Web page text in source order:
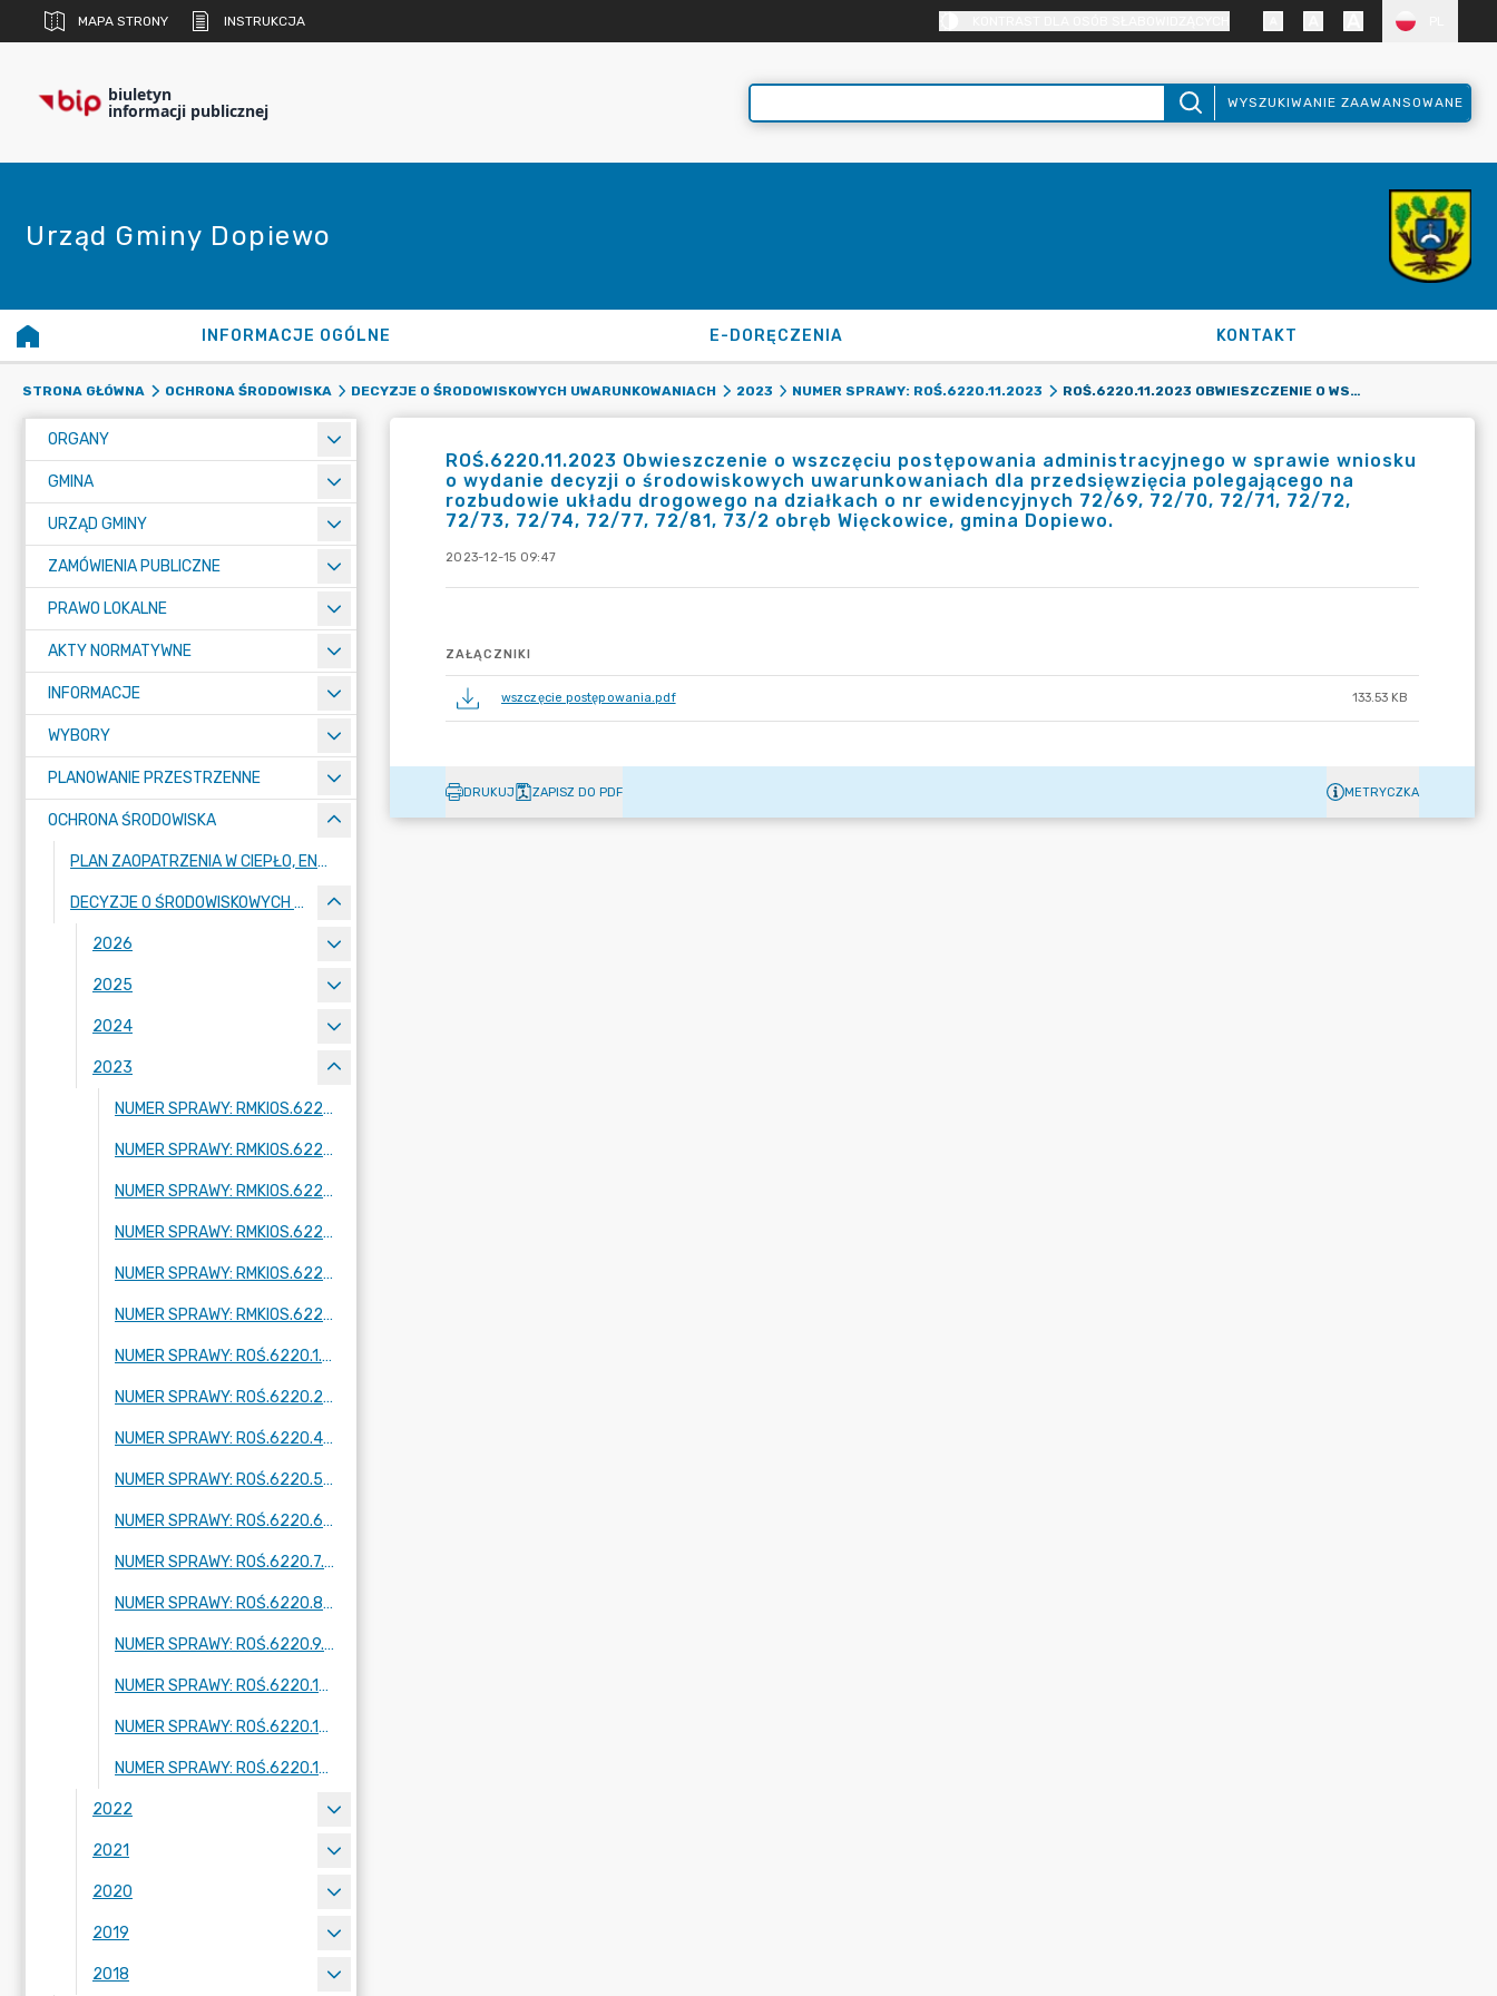
MAPA STRONY INSTRUKCJA
biuletyn
informacji publicznej WYSZUKIWANIE ZAAWANSOWANE
Urząd Gminy Dopiewo
INFORMACJE OGÓLNE E-DORĘCZENIA KONTAKT
STRONA GŁÓWNA OCHRONA ŚRODOWISKA DECYZJE O ŚRODOWISKOWYCH UWARUNKOWANIACH 2023 NUMER SPRAWY: ROŚ.6220.11.2023 ROŚ.6220.11.2023 OBWIESZCZENIE O WSZCZĘCIU POSTĘPOWANIA ADMINISTRACYJNEGO W SPRAWIE WNIOSKU O WYDANIE DECYZJI O ŚRODOWISKOWYCH UWARUNKOWANIACH DLA PRZEDSIĘWZIĘCIA POLEGAJĄCEGO NA ROZBUDOWIE UKŁADU DROGOWEGO NA DZIAŁKACH O NR EWIDENCYJNYCH 72/69, 72/70, 72/71, 72/72, 72/73, 72/74, 72/77, 72/81, 73/2 OBRĘB WIĘCKOWICE, GMINA DOPIEWO.
ORGANY
GMINA
URZĄD GMINY
ZAMÓWIENIA PUBLICZNE
PRAWO LOKALNE
AKTY NORMATYWNE
INFORMACJE
WYBORY
PLANOWANIE PRZESTRZENNE
OCHRONA ŚRODOWISKA
PLAN ZAOPATRZENIA W CIEPŁO, ENERGIĘ ELEKTRYCZNĄ I PALIWA GAZOWE DLA GMINY DOPIEWO 2018-2033
DECYZJE O ŚRODOWISKOWYCH UWARUNKOWANIACH
2026
2025
2024
2023
NUMER SPRAWY: RMKIOS.6220.1.2023
NUMER SPRAWY: RMKIOS.6220.2.2023
NUMER SPRAWY: RMKIOS.6220.3.2023
NUMER SPRAWY: RMKIOS.6220.4.2023
NUMER SPRAWY: RMKIOS.6220.5.2023
NUMER SPRAWY: RMKIOS.6220.6.2023
NUMER SPRAWY: ROŚ.6220.1.2023
NUMER SPRAWY: ROŚ.6220.2.2023
NUMER SPRAWY: ROŚ.6220.4.2023
NUMER SPRAWY: ROŚ.6220.5.2023
NUMER SPRAWY: ROŚ.6220.6.2023
NUMER SPRAWY: ROŚ.6220.7.2023
NUMER SPRAWY: ROŚ.6220.8.2023
NUMER SPRAWY: ROŚ.6220.9.2023
NUMER SPRAWY: ROŚ.6220.10.2023
NUMER SPRAWY: ROŚ.6220.11.2023
NUMER SPRAWY: ROŚ.6220.12.2023
2022
2021
2020
2019
2018
ROŚ.6220.11.2023 Obwieszczenie o wszczęciu postępowania administracyjnego w sprawie wniosku
o wydanie decyzji o środowiskowych uwarunkowaniach dla przedsięwzięcia polegającego na
rozbudowie układu drogowego na działkach o nr ewidencyjnych 72/69, 72/70, 72/71, 72/72,
72/73, 72/74, 72/77, 72/81, 73/2 obręb Więckowice, gmina Dopiewo.
2023-12-15 09:47
ZAŁĄCZNIKI
wszczęcie postępowania.pdf 133.53 KB
DRUKUJ ZAPISZ DO PDF METRYCZKA